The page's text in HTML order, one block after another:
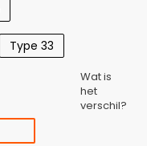
Type 33
Wat is
het
verschil?